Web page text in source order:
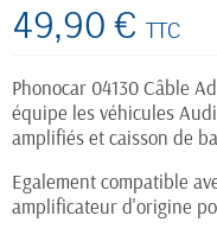
49,90 € TTC
Phonocar 04130 Câble
équipe les véhicules
amplifiés et caisson de
Egalement compatible
amplificateur d'origine